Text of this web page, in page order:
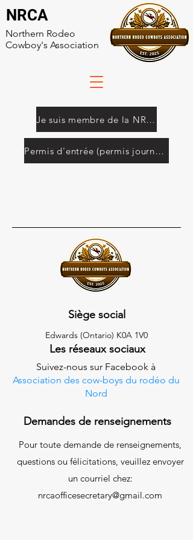
NRCA
Northern Rodeo
Cowboy's Association
Je suis membre de la NRCA
Permis d'entrée (permis journalier de 50 $)
Siège social
Edwards (Ontario) K0A 1V0
Les réseaux sociaux
Suivez-nous sur Facebook à
Association des cow-boys du rodéo du
Nord
Demandes de renseignements
Pour toute demande de renseignements,
questions ou félicitations, veuillez envoyer
un courriel chez:
nrcaofficesecretary@gmail.com